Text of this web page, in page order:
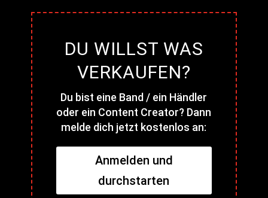
DU WILLST WAS
VERKAUFEN?
Du bist eine Band / ein Händler
oder ein Content Creator? Dann
melde dich jetzt kostenlos an:
Anmelden und
durchstarten